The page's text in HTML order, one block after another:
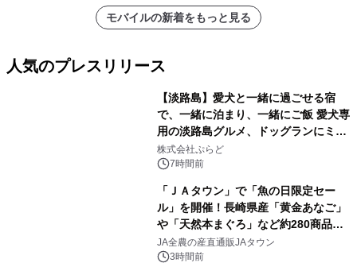
モバイルの新着をもっと見る
人気のプレスリリース
【淡路島】愛犬と一緒に過ごせる宿
で、一緒に泊まり、一緒にご飯 愛犬専
用の淡路島グルメ、ドッグランにミニ
プール グランピングとトレーラーハウ
スの2施設で
株式会社ぷらど
7時間前
「ＪＡタウン」で「魚の日限定セー
ル」を開催！長崎県産「黄金あなご」
や「天然本まぐろ」など約280商品を
販売！～毎月１０日の定例企画～
JA全農の産直通販JAタウン
3時間前